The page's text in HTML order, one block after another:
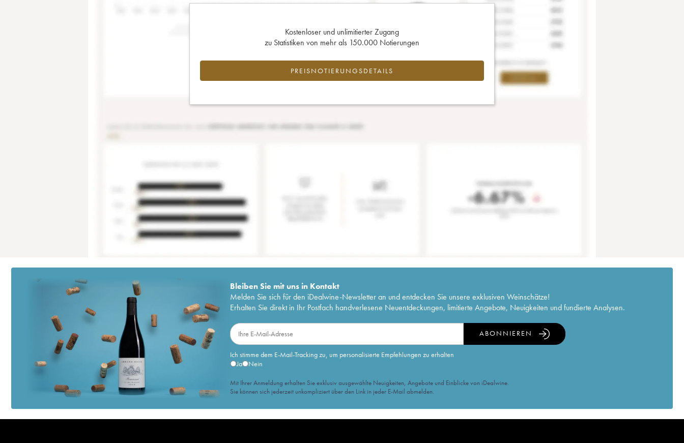
Kostenloser und unlimitierter Zugang
zu Statistiken von mehr als 150.000 Notierungen
PREISNOTIERUNGSDETAILS
Bleiben Sie mit uns in Kontakt
Melden Sie sich für den iDealwine-Newsletter an und entdecken Sie unsere exklusiven Weinschätze!
Erhalten Sie direkt in Ihr Postfach handverlesene Neuentdeckungen, limitierte Angebote, Neuigkeiten und fundierte Analysen.
Ich stimme dem E-Mail-Tracking zu, um personalisierte Empfehlungen zu erhalten
Ja
Nein
ABONNIEREN
Mit Ihrer Anmeldung erhalten Sie exklusiv ausgewählte Neuigkeiten, Angebote und Einblicke von iDealwine.
Sie können sich jederzeit unkompliziert über den Link in jeder E-Mail abmelden.